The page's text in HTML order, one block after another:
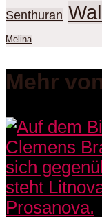
Senthuran
Melina
Mehr